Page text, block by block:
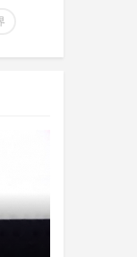
人，
首个可
级大模
式版之